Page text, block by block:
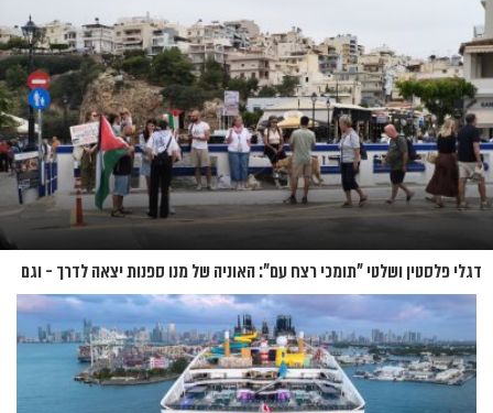
דגלי פלסטין ושלטי "תומכי רצח עם": האוניה של מנו ספנות יצאה לדרך - וגם
המחאות